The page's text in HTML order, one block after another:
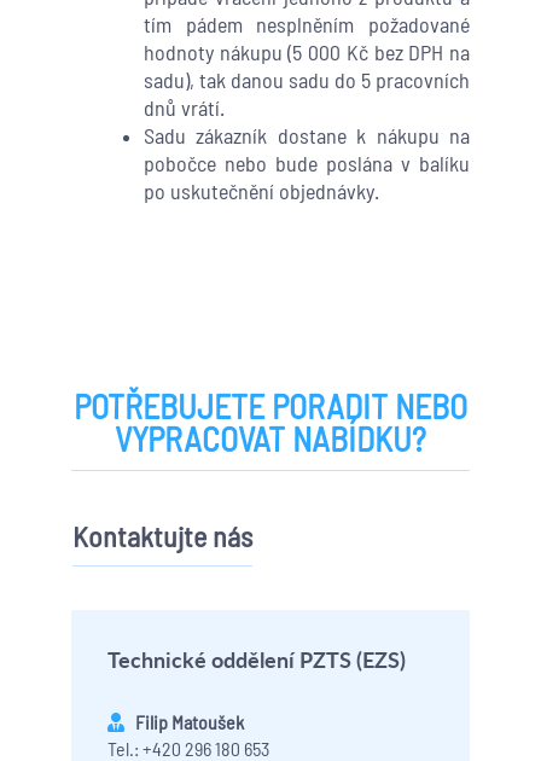
tím pádem nesplněním požadované
hodnoty nákupu (5 000 Kč bez DPH na
sadu), tak danou sadu do 5 pracovních
dnů vrátí.
Sadu zákazník dostane k nákupu na
pobočce nebo bude poslána v balíku
po uskutečnění objednávky.
POTŘEBUJETE PORADIT NEBO
VYPRACOVAT NABÍDKU?
Kontaktujte nás
Technické oddělení PZTS (EZS)
Filip Matoušek
Tel.: +420 296 180 653